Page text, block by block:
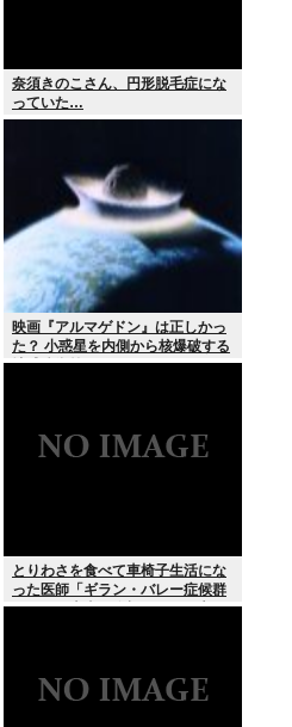
奈須きのこさん、円形脱毛症にな
っていた…
映画『アルマゲドン』は正しかっ
た？ 小惑星を内側から核爆破する
地球防衛策
とりわさを食べて車椅子生活にな
った医師「ギラン・バレー症候群
になって本当に絶望。死んだ方が